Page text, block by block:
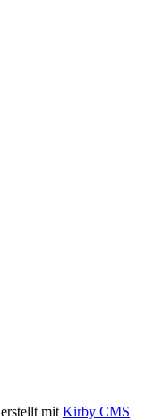
erstellt mit Kirby CMS